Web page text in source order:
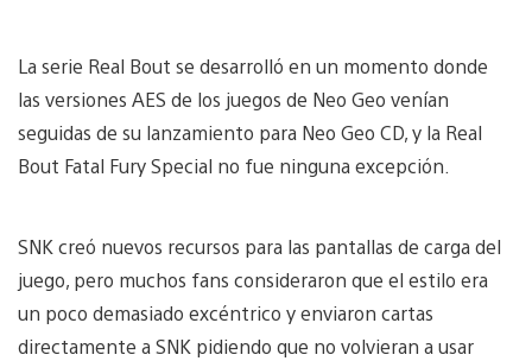
La serie Real Bout se desarrolló en un momento donde
las versiones AES de los juegos de Neo Geo venían
seguidas de su lanzamiento para Neo Geo CD, y la Real
Bout Fatal Fury Special no fue ninguna excepción.
SNK creó nuevos recursos para las pantallas de carga del
juego, pero muchos fans consideraron que el estilo era
un poco demasiado excéntrico y enviaron cartas
directamente a SNK pidiendo que no volvieran a usar